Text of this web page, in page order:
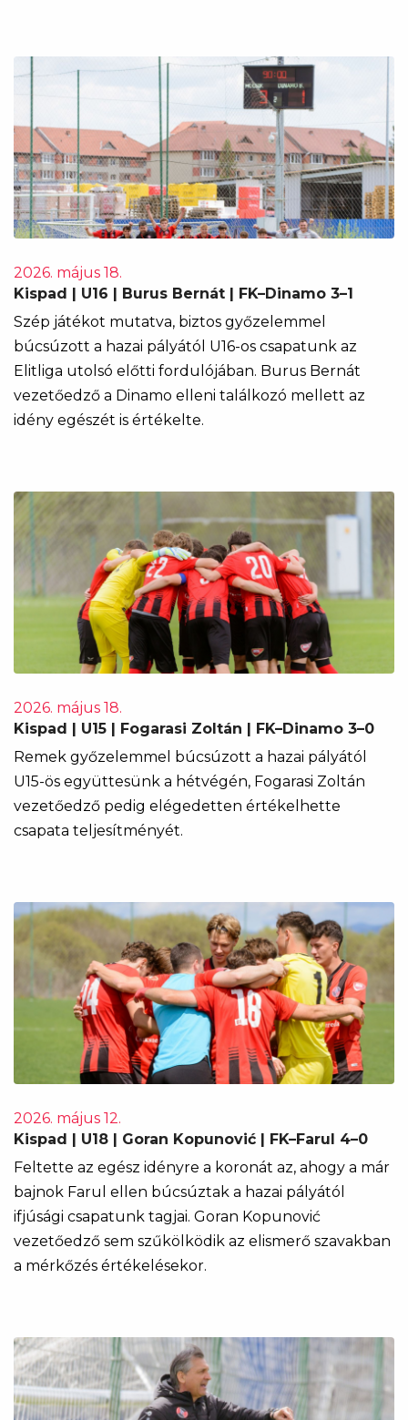
2026. május 18.
Kispad | U16 | Burus Bernát | FK–Dinamo 3–1
Szép játékot mutatva, biztos győzelemmel
búcsúzott a hazai pályától U16-os csapatunk az
Elitliga utolsó előtti fordulójában. Burus Bernát
vezetőedző a Dinamo elleni találkozó mellett az
idény egészét is értékelte.
2026. május 18.
Kispad | U15 | Fogarasi Zoltán | FK–Dinamo 3–0
Remek győzelemmel búcsúzott a hazai pályától
U15-ös együttesünk a hétvégén, Fogarasi Zoltán
vezetőedző pedig elégedetten értékelhette
csapata teljesítményét.
2026. május 12.
Kispad | U18 | Goran Kopunović | FK–Farul 4–0
Feltette az egész idényre a koronát az, ahogy a már
bajnok Farul ellen búcsúztak a hazai pályától
ifjúsági csapatunk tagjai. Goran Kopunović
vezetőedző sem szűkölködik az elismerő szavakban
a mérkőzés értékelésekor.